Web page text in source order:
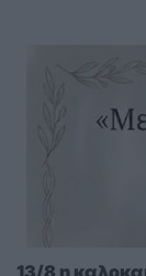
13/8 η